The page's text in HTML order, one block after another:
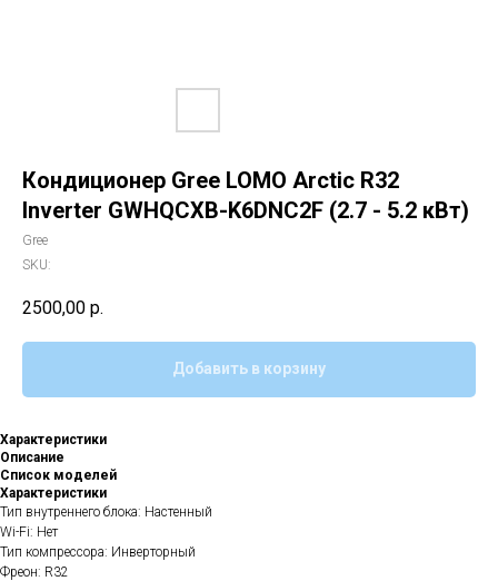
Кондиционер Gree LOMO Arctic R32
Inverter GWHQCXB-K6DNC2F (2.7 - 5.2 кВт)
Gree
SKU:
2500,00 р.
Добавить в корзину
Характеристики
Описание
Список моделей
Характеристики
Тип внутреннего блока: Настенный
Wi-Fi: Нет
Тип компрессора: Инверторный
Фреон: R32